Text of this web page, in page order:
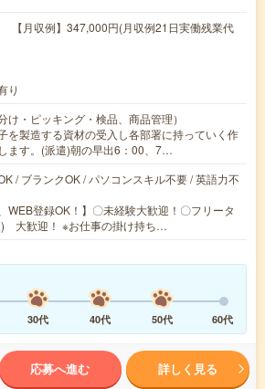
【月収例】347,000円(月収例21日実働残業代
り
け・ピッキング・検品、商品管理）
を製造する資材の受入し各部署に持っていく作
ます。(派遣)朝の早出6：00、7…
/ ブランクOK / パソコンスキル不要 / 英語力不
WEB登録OK！】〇未経験大歓迎！〇フリータ
) 大歓迎！ ※お仕事の掛け持ち…
30代 40代 50代 60代
応募へ進む 詳しく見る